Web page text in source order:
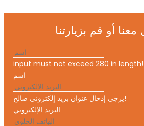
أو قم بزيارتنا
input must not exceed 280 in length!
اسم
يرجى إدخال عنوان بريد إلكتروني صالح!
البريد الإلكتروني